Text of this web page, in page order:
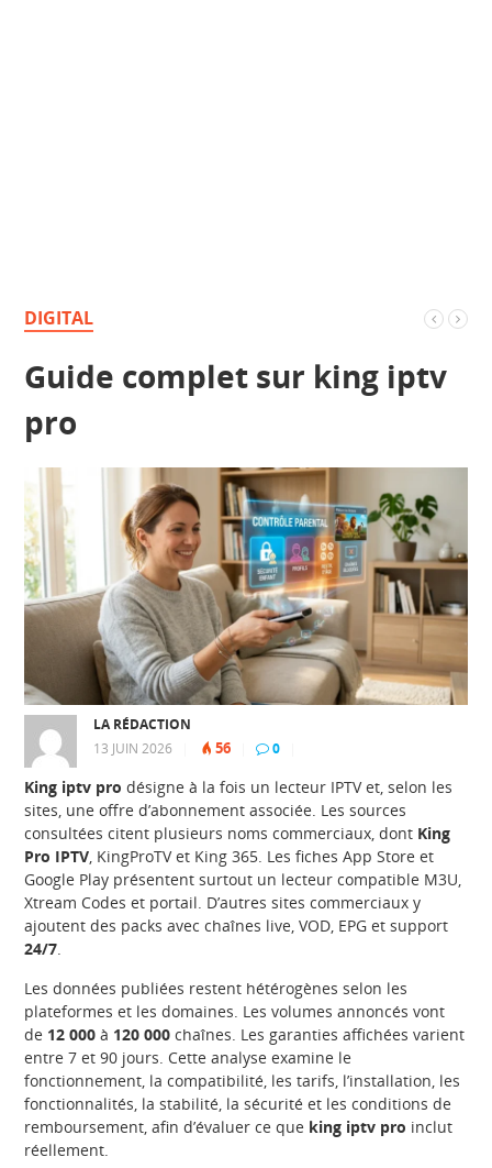
DIGITAL
Guide complet sur king iptv
pro
LA RÉDACTION
13 JUIN 2026
56 0
King iptv pro désigne à la fois un lecteur IPTV et, selon les
sites, une offre d’abonnement associée. Les sources
consultées citent plusieurs noms commerciaux, dont King
Pro IPTV, KingProTV et King 365. Les fiches App Store et
Google Play présentent surtout un lecteur compatible M3U,
Xtream Codes et portail. D’autres sites commerciaux y
ajoutent des packs avec chaînes live, VOD, EPG et support
24/7.
Les données publiées restent hétérogènes selon les
plateformes et les domaines. Les volumes annoncés vont
de 12 000 à 120 000 chaînes. Les garanties affichées varient
entre 7 et 90 jours. Cette analyse examine le
fonctionnement, la compatibilité, les tarifs, l’installation, les
fonctionnalités, la stabilité, la sécurité et les conditions de
remboursement, afin d’évaluer ce que king iptv pro inclut
réellement.